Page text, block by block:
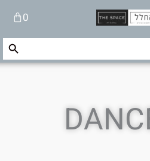
0עגלת
קניות